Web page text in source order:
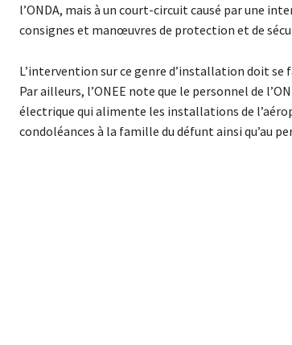
l’ONDA, mais à un court-circuit causé par une
consignes et manœuvres de protection et de
L’intervention sur ce genre d’installation doit
Par ailleurs, l’ONEE note que le personnel de
électrique qui alimente les installations de
condoléances à la famille du défunt ainsi qu’au